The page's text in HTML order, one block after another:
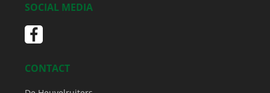
SOCIAL MEDIA
CONTACT